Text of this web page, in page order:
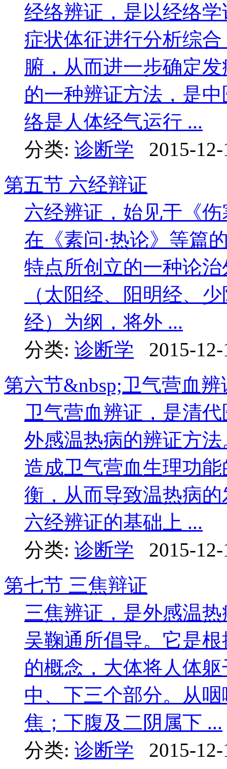
经络辨证，是以经络
症状体征进行分析综
腑，从而进一步确定
的一种辨证方法，是
络是人体经气运行 ...
分类: 诊断学
2015-
第五节 六经辩证
六经辨证，始见于《
在《素问·热论》等篇
特点所创立的一种论
（太阳经、阳明经、
经）为纲，将外 ...
分类: 诊断学
2015-
第六节&nbsp;卫气营血辨
卫气营血辨证，是清
外感温热病的辨证方
造成卫气营血生理功
衡，从而导致温热病
六经辨证的基础上 ...
分类: 诊断学
2015-
第七节 三焦辩证
三焦辨证，是外感温
吴鞠通所倡导。它是
的概念，大体将人体
中、下三个部分。从
焦；下腹及二阴属下 ...
分类: 诊断学
2015-